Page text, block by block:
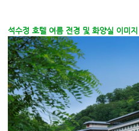
석수정 호텔 여름 전경 및 화양실 이미지